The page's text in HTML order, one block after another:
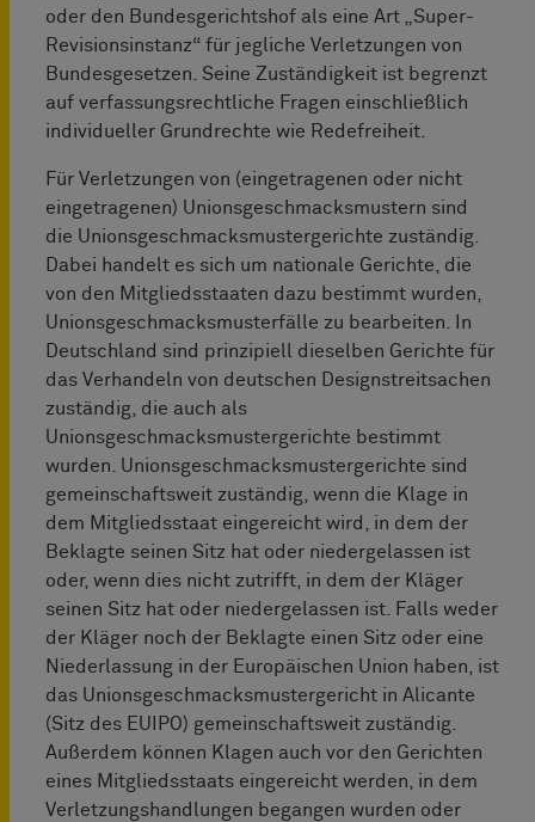
oder den Bundesgerichtshof als eine Art „Super-
Revisionsinstanz“ für jegliche Verletzungen von
Bundesgesetzen. Seine Zuständigkeit ist begrenzt
auf verfassungsrechtliche Fragen einschließlich
individueller Grundrechte wie Redefreiheit.
Für Verletzungen von (eingetragenen oder nicht
eingetragenen) Unionsgeschmacksmustern sind
die Unionsgeschmacksmustergerichte zuständig.
Dabei handelt es sich um nationale Gerichte, die
von den Mitgliedsstaaten dazu bestimmt wurden,
Unionsgeschmacksmusterfälle zu bearbeiten. In
Deutschland sind prinzipiell dieselben Gerichte für
das Verhandeln von deutschen Designstreitsachen
zuständig, die auch als
Unionsgeschmacksmustergerichte bestimmt
wurden. Unionsgeschmacksmustergerichte sind
gemeinschaftsweit zuständig, wenn die Klage in
dem Mitgliedsstaat eingereicht wird, in dem der
Beklagte seinen Sitz hat oder niedergelassen ist
oder, wenn dies nicht zutrifft, in dem der Kläger
seinen Sitz hat oder niedergelassen ist. Falls weder
der Kläger noch der Beklagte einen Sitz oder eine
Niederlassung in der Europäischen Union haben, ist
das Unionsgeschmacksmustergericht in Alicante
(Sitz des EUIPO) gemeinschaftsweit zuständig.
Außerdem können Klagen auch vor den Gerichten
eines Mitgliedsstaats eingereicht werden, in dem
Verletzungshandlungen begangen wurden oder